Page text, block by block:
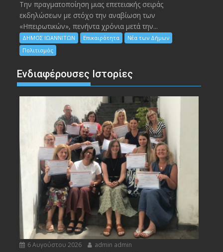
Την πραγματοποίηση μιας επετειακής σειράς
εκδηλώσεων με στόχο την αναβίωση των
«Ηπειρωτικών», πενήντα χρόνια μετά την...
ΔΗΜΟΣ ΙΩΑΝΝΙΤΩΝ Επικαιρότητα
Νέα των Δήμων
Πολιτισμός
Ενδιαφέρουσες Ιστορίες
6 Αυγούστου 2026 admin admin